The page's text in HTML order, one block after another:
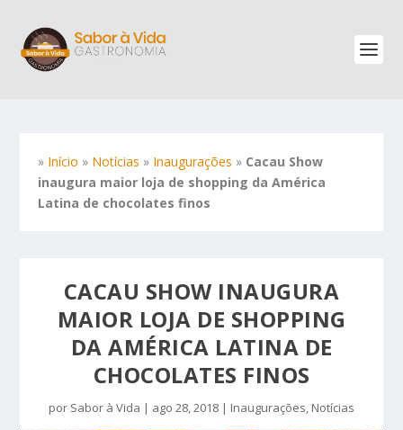
» Início » Notícias » Inaugurações » Cacau Show
inaugura maior loja de shopping da América
Latina de chocolates finos
CACAU SHOW INAUGURA
MAIOR LOJA DE SHOPPING
DA AMÉRICA LATINA DE
CHOCOLATES FINOS
por Sabor à Vida | ago 28, 2018 | Inaugurações, Notícias